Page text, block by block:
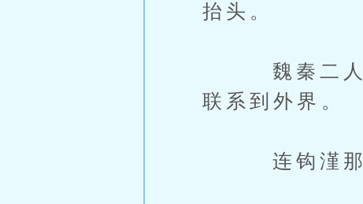
抬头。
魏秦二人不
联系到外界。
连钩漌那边